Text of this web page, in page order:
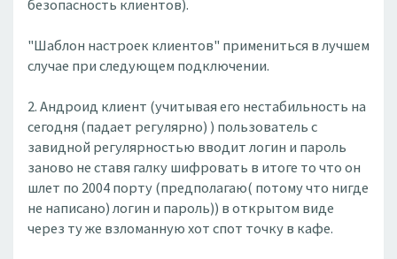
безопасность клиентов).
"Шаблон настроек клиентов" примениться в лучшем
случае при следующем подключении.
2. Андроид клиент (учитывая его нестабильность на
сегодня (падает регулярно) ) пользователь с
завидной регулярностью вводит логин и пароль
заново не ставя галку шифровать в итоге то что он
шлет по 2004 порту (предполагаю( потому что нигде
не написано) логин и пароль)) в открытом виде
через ту же взломанную хот спот точку в кафе.